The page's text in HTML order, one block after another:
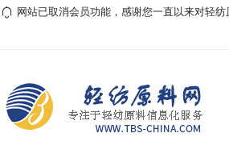
网站已取消会员功能，感谢您一直以来对轻